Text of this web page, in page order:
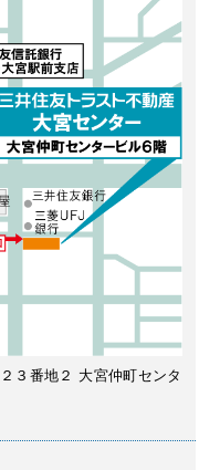
３番地２ 大宮仲町センタ